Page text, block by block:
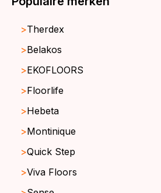
Therdex
Belakos
EKOFLOORS
Floorlife
Hebeta
Montinique
Quick Step
Viva Floors